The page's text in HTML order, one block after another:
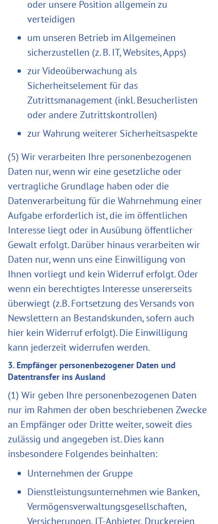
oder unsere Position allgemein zu
verteidigen
um unseren Betrieb im Allgemeinen
sicherzustellen (z. B. IT, Websites, Apps)
zur Videoüberwachung als
Sicherheitselement für das
Zutrittsmanagement (inkl. Besucherlisten
oder andere Zutrittskontrollen)
zur Wahrung weiterer Sicherheitsaspekte
(5) Wir verarbeiten Ihre personenbezogenen
Daten nur, wenn wir eine gesetzliche oder
vertragliche Grundlage haben oder die
Datenverarbeitung für die Wahrnehmung einer
Aufgabe erforderlich ist, die im öffentlichen
Interesse liegt oder in Ausübung öffentlicher
Gewalt erfolgt. Darüber hinaus verarbeiten wir
Daten nur, wenn uns eine Einwilligung von
Ihnen vorliegt und kein Widerruf erfolgt. Oder
wenn ein berechtigtes Interesse unsererseits
überwiegt (z.B. Fortsetzung des Versands von
Newslettern an Bestandskunden, sofern auch
hier kein Widerruf erfolgt). Die Einwilligung
kann jederzeit widerrufen werden.
3. Empfänger personenbezogener Daten und
Datentransfer ins Ausland
(1) Wir geben Ihre personenbezogenen Daten
nur im Rahmen der oben beschriebenen Zwecke
an Empfänger oder Dritte weiter, soweit dies
zulässig und angegeben ist. Dies kann
insbesondere Folgendes beinhalten:
Unternehmen der Gruppe
Dienstleistungsunternehmen wie Banken,
Vermögensverwaltungsgesellschaften,
Versicherungen, IT-Anbieter, Druckereien